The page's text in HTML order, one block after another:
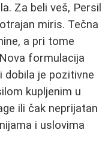
Za beli veš, Persil
miris. Tečna
a pri tome
formulacija
dobila je pozitivne
kupljenim u
ili čak neprijatan
i uslovima